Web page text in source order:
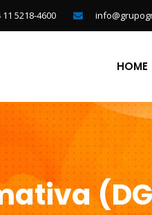
11 5218-4600
HOME